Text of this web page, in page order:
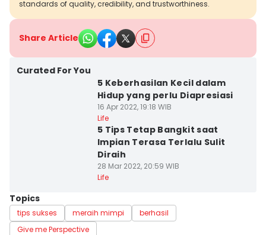
standards of quality, credibility, and trustworthiness.
Share Article
Curated For You
5 Keberhasilan Kecil dalam
Hidup yang perlu Diapresiasi
16 Apr 2022, 19:18 WIB
Life
5 Tips Tetap Bangkit saat
Impian Terasa Terlalu Sulit
Diraih
28 Mar 2022, 20:59 WIB
Life
Topics
tips sukses meraih mimpi
berhasil
Give me Perspective